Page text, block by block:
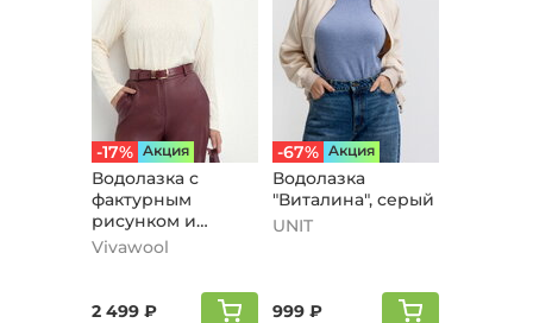
-17% Aкция
Водолазка с
фактурным
рисунком и
воротом,
Vivawool
2 499 ₽
-67% Aкция
Водолазка
"Виталина", серый
UNIT
999 ₽